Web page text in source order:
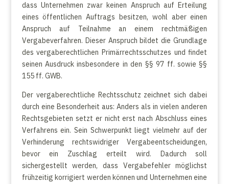
dass Unternehmen zwar keinen Anspruch auf Erteilung
eines öffentlichen Auftrags besitzen, wohl aber einen
Anspruch auf Teilnahme an einem rechtmäßigen
Vergabeverfahren. Dieser Anspruch bildet die Grundlage
des vergaberechtlichen Primärrechtsschutzes und findet
seinen Ausdruck insbesondere in den §§ 97 ff. sowie §§
155 ff. GWB.
Der vergaberechtliche Rechtsschutz zeichnet sich dabei
durch eine Besonderheit aus: Anders als in vielen anderen
Rechtsgebieten setzt er nicht erst nach Abschluss eines
Verfahrens ein. Sein Schwerpunkt liegt vielmehr auf der
Verhinderung rechtswidriger Vergabeentscheidungen,
bevor ein Zuschlag erteilt wird. Dadurch soll
sichergestellt werden, dass Vergabefehler möglichst
frühzeitig korrigiert werden können und Unternehmen eine